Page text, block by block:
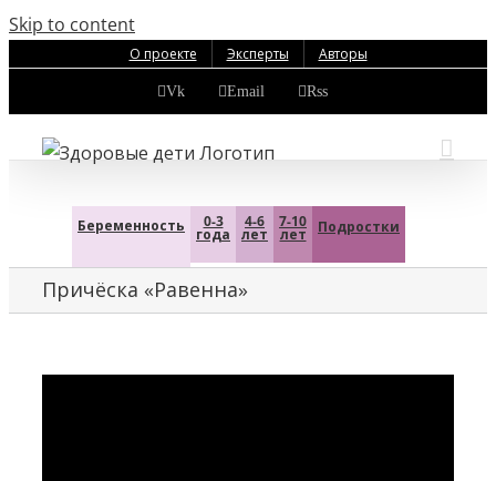
Skip to content
О проекте Эксперты Авторы
Vk Email Rss
Беременность 0-3
года
4-6
лет
7-10
лет Подростки
Причёска «Равенна»